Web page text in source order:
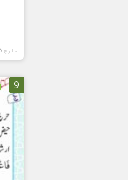
مارچ 16, 2026
9